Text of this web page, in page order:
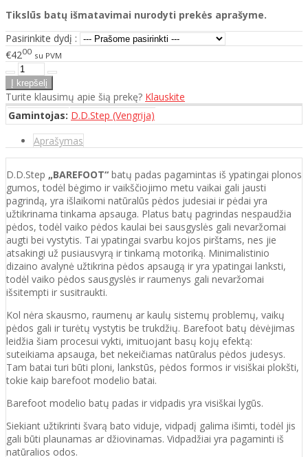
Tikslūs batų išmatavimai nurodyti prekės aprašyme.
Pasirinkite dydį :
€4200 su PVM
Turite klausimų apie šią prekę? Klauskite
Gamintojas: D.D.Step (Vengrija)
Aprašymas
D.D.Step „BAREFOOT“ batų padas pagamintas iš ypatingai plonos
gumos, todėl bėgimo ir vaikščiojimo metu vaikai gali jausti
pagrindą, yra išlaikomi natūralūs pėdos judesiai ir pėdai yra
užtikrinama tinkama apsauga. Platus batų pagrindas nespaudžia
pėdos, todėl vaiko pėdos kaulai bei sausgyslės gali nevaržomai
augti bei vystytis. Tai ypatingai svarbu kojos pirštams, nes jie
atsakingi už pusiausvyrą ir tinkamą motoriką. Minimalistinio
dizaino avalynė užtikrina pėdos apsaugą ir yra ypatingai lanksti,
todėl vaiko pėdos sausgyslės ir raumenys gali nevaržomai
išsitempti ir susitraukti.
Kol nėra skausmo, raumenų ar kaulų sistemų problemų, vaikų
pėdos gali ir turėtų vystytis be trukdžių. Barefoot batų dėvėjimas
leidžia šiam procesui vykti, imituojant basų kojų efektą:
suteikiama apsauga, bet nekeičiamas natūralus pėdos judesys.
Tam batai turi būti ploni, lankstūs, pėdos formos ir visiškai plokšti,
tokie kaip barefoot modelio batai.
Barefoot modelio batų padas ir vidpadis yra visiškai lygūs.
Siekiant užtikrinti švarą bato viduje, vidpadį galima išimti, todėl jis
gali būti plaunamas ar džiovinamas. Vidpadžiai yra pagaminti iš
natūralios odos.